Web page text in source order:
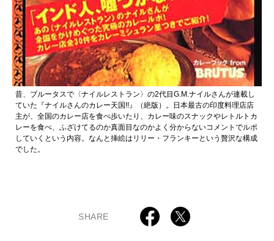
昔、ブルータスで〈ナイルレストラン〉の2代目G.M.ナイルさんが連載し
ていた『ナイルさんのカレー天国!!』（絶版）。日本最古の印度料理店店
主が、全国のカレー店を食べ歩いたり、カレー味のスナックやレトルトカ
レーを食べ、ふざけてるのか真面目なのかよく分からないコメントでルポ
していくという内容。なんと挿絵はリリー・フランキーという贅沢な構成
でした。
SHARE